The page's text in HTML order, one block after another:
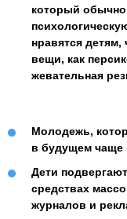
который
нравятся детям,
вещи, как
жевательная
Молодежь,
в будущем чаще
Дети
средствах
журналов и